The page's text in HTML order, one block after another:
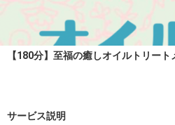
【180分】至福の癒しオイルトリート
サービス説明